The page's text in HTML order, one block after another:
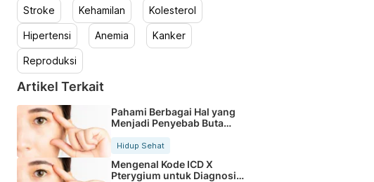
Stroke Kehamilan Kolesterol
Hipertensi Anemia Kanker
Reproduksi
Artikel Terkait
Pahami Berbagai Hal yang
Menjadi Penyebab Buta
Hidup Sehat
Mengenal Kode ICD X
Pterygium untuk Diagnosis